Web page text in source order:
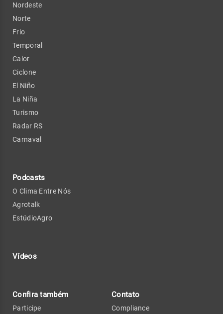
Nordeste
Norte
Frio
Temporal
Calor
Ciclone
El Niño
La Niña
Turismo
Radar RS
Carnaval
Podcasts
O Clima Entre Nós
Agrotalk
EstúdioAgro
Vídeos
Confira também
Participe
Contato
Compliance